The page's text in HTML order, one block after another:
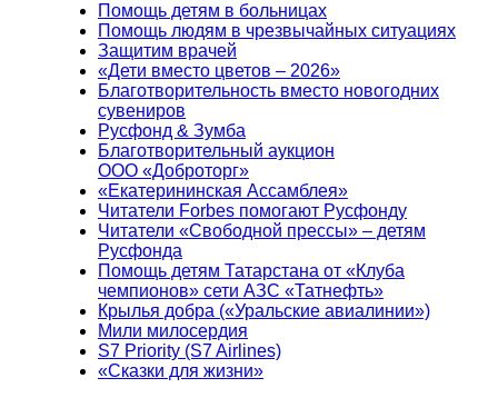
Помощь детям в больницах
Помощь людям в чрезвычайных ситуациях
Защитим врачей
«Дети вместо цветов – 2026»
Благотворительность вместо новогодних
сувениров
Русфонд & Зумба
Благотворительный аукцион
ООО «Доброторг»
«Екатерининская Ассамблея»
Читатели Forbes помогают Русфонду
Читатели «Свободной прессы» – детям
Русфонда
Помощь детям Татарстана от «Клуба
чемпионов» сети АЗС «Татнефть»
Крылья добра («Уральские авиалинии»)
Мили милосердия
S7 Priority (S7 Airlines)
«Сказки для жизни»